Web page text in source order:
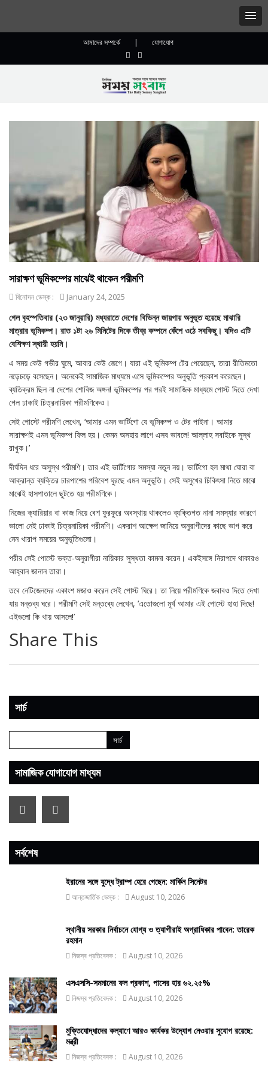
আমাদের সম্পর্কে | যোগাযোগ
সারাক্ষণ ভূমিকম্পের মাঝেই থাকেন পরীমণি
বিনোদন ডেস্ক : January 24, 2025
গেল বৃহস্পতিবার (২৩ জানুয়ারি) মধ্যরাতে দেশের বিভিন্ন জায়গায় অনুভূত হয়েছে মাঝারি
মাত্রার ভূমিকম্প। রাত ১টা ২৬ মিনিটের দিকে তীব্র কম্পনে কেঁপে ওঠে সবকিছু। যদিও এটি
বেশিক্ষণ স্থায়ী হয়নি।
এ সময় কেউ গভীর ঘুমে, আবার কেউ জেগে। যারা এই ভূমিকম্প টের পেয়েছেন, তারা রীতিমতো
নড়েচড়ে বসেছেন। অনেকেই সামাজিক মাধ্যমে এসে ভূমিকম্পের অনুভূতি প্রকাশ করেছেন।
ব্যতিক্রম ছিল না দেশের শোবিজ অঙ্গন! ভূমিকম্পের পর পরই সামাজিক মাধ্যমে পোস্ট দিতে দেখা
গেল ঢাকাই চিত্রনায়িকা পরীমণিকেও।
সেই পোস্টে পরীমণি লেখেন, ‘আমার এমন ভার্টিগো যে ভূমিকম্প ও টের পাইনা। আমার
সারাক্ষণই এমন ভূমিকম্প ফিল হয়। কেমন অসহায় লাগে এসব ভাবলে! আল্লাহ সবাইকে সুস্থ
রাখুক।’
দীর্ঘদিন ধরে অসুস্থ পরীমণি। তার এই ভার্টিগোর সমস্যা নতুন নয়। ভার্টিগো হল মাথা ঘোরা বা
আক্রান্ত ব্যক্তির চারপাশের পরিবেশ ঘুরছে এমন অনুভূতি। সেই অসুখের চিকিৎসা নিতে মাঝে
মাঝেই হাসপাতালে ছুটতে হয় পরীমণিকে।
নিজের ক্যারিয়ার বা কাজ নিয়ে বেশ ফুরফুরে অবস্থায় থাকলেও ব্যক্তিগত নানা সমস্যার কারণে
ভালো নেই ঢাকাই চিত্রনায়িকা পরীমণি। একরাশ আক্ষেপ জানিয়ে অনুরাগীদের কাছে ভাগ করে
নেন খারাপ সময়ের অনুভূতিগুলো।
পরীর সেই পোস্টে ভক্ত-অনুরাগীরা নায়িকার সুস্থতা কামনা করেন। একইসঙ্গে নিরাপদে থাকারও
আহ্বান জানান তারা।
তবে নেটিজেনদের একাংশ মজাও করেন সেই পোস্ট ঘিরে। তা নিয়ে পরীমণিকে জবাবও দিতে দেখা
যায় মন্তব্য ঘরে। পরীমণি সেই মন্তব্যে লেখেন, ‘এতোগুলো মূর্খ আমার এই পোস্টে হাহা দিছে!
এইগুলো কি খায় আসলে!’
Share This
সার্চ
সামাজিক যোগাযোগ মাধ্যম
সর্বশেষ
ইরানের সঙ্গে যুদ্ধে ট্রাম্প হেরে গেছেন: মার্কিন সিনেটর
আন্তজার্তিক ডেস্ক : August 10, 2026
স্থানীয় সরকার নির্বাচনে যোগ্য ও ত্যাগীরাই অগ্রাধিকার পাবেন: তারেক
রহমান
নিজস্ব প্রতিবেদক : August 10, 2026
এসএসসি-সমমানের ফল প্রকাশ, পাসের হার ৬২.২৫%
নিজস্ব প্রতিবেদক : August 10, 2026
মুক্তিযোদ্ধাদের কল্যাণে আরও কার্যকর উদ্যোগ নেওয়ার সুযোগ রয়েছে:
মন্ত্রী
নিজস্ব প্রতিবেদক : August 10, 2026